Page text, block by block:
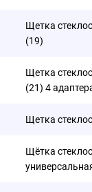
Щетка
(19)
Щетка
(21) 4
Щетка
Щётка